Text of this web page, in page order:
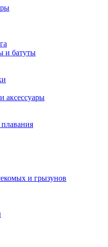
и батуты
аксессуары
и грызунов